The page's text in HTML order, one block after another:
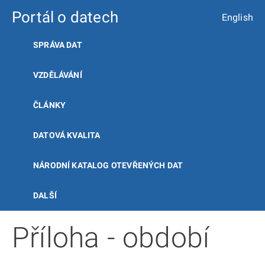
Portál o datech English
SPRÁVA DAT
VZDĚLÁVÁNÍ
ČLÁNKY
DATOVÁ KVALITA
NÁRODNÍ KATALOG OTEVŘENÝCH DAT
DALŠÍ
Příloha - období